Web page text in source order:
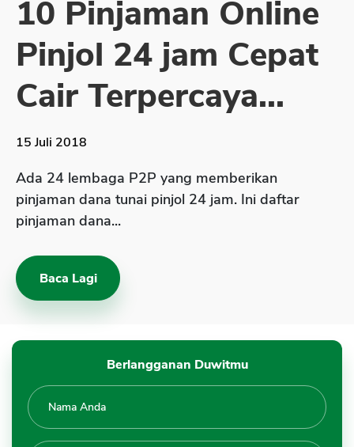
Sekuritas Saham
Bank Digital
Crypto
Assets Crypto
Asuransi Jiwa
Asuransi Kesehatan
10 Pinjaman Online
Pinjol 24 jam Cepat
Cair Terpercaya...
15 Juli 2018
Ada 24 lembaga P2P yang memberikan
pinjaman dana tunai pinjol 24 jam. Ini daftar
pinjaman dana...
Baca Lagi
Berlangganan Duwitmu